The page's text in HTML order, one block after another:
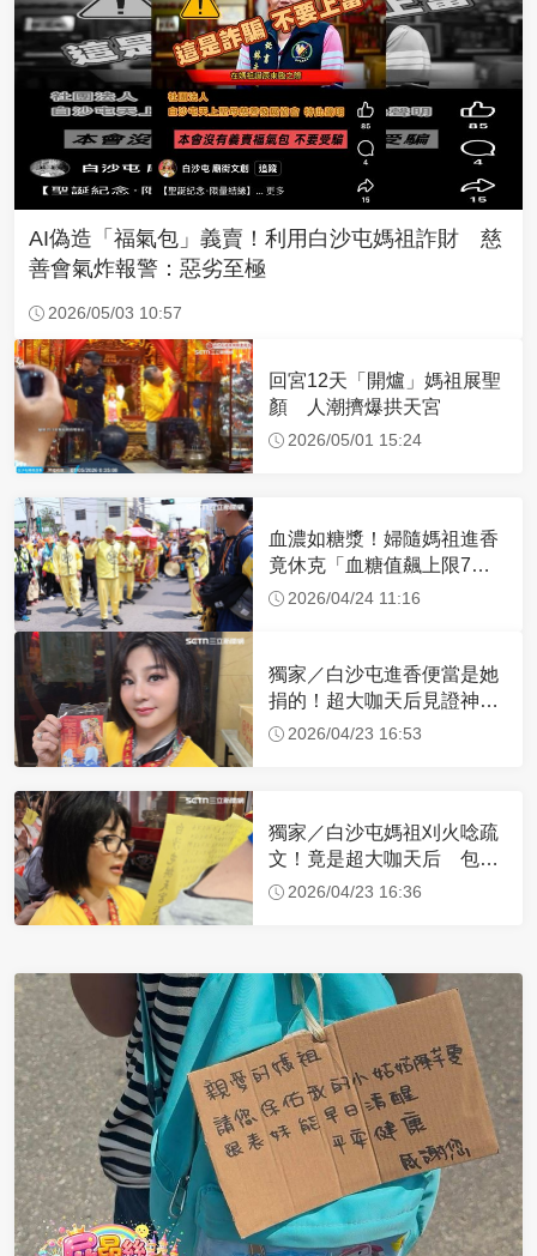
AI偽造「福氣包」義賣！利用白沙屯媽祖詐財 慈
善會氣炸報警：惡劣至極
2026/05/03 10:57
回宮12天「開爐」媽祖展聖
顏 人潮擠爆拱天宮
2026/05/01 15:24
血濃如糖漿！婦隨媽祖進香
竟休克「血糖值飆上限7
倍」 醫曝原因
2026/04/24 11:16
獨家／白沙屯進香便當是她
捐的！超大咖天后見證神
蹟 一靠近媽祖就爆哭
2026/04/23 16:53
獨家／白沙屯媽祖刈火唸疏
文！竟是超大咖天后 包尿
布忍尿5小時不喊累
2026/04/23 16:36